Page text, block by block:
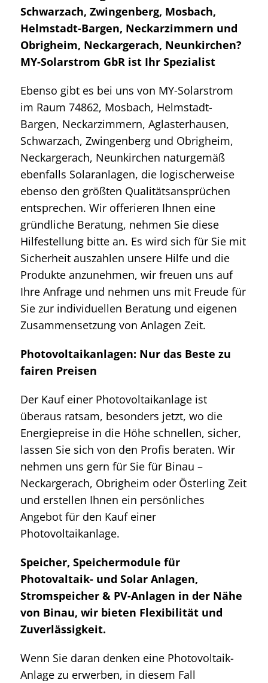
Schwarzach, Zwingenberg, Mosbach,
Helmstadt-Bargen, Neckarzimmern und
Obrigheim, Neckargerach, Neunkirchen?
MY-Solarstrom GbR ist Ihr Spezialist
Ebenso gibt es bei uns von MY-Solarstrom
im Raum 74862, Mosbach, Helmstadt-
Bargen, Neckarzimmern, Aglasterhausen,
Schwarzach, Zwingenberg und Obrigheim,
Neckargerach, Neunkirchen naturgemäß
ebenfalls Solaranlagen, die logischerweise
ebenso den größten Qualitätsansprüchen
entsprechen. Wir offerieren Ihnen eine
gründliche Beratung, nehmen Sie diese
Hilfestellung bitte an. Es wird sich für Sie mit
Sicherheit auszahlen unsere Hilfe und die
Produkte anzunehmen, wir freuen uns auf
Ihre Anfrage und nehmen uns mit Freude für
Sie zur individuellen Beratung und eigenen
Zusammensetzung von Anlagen Zeit.
Photovoltaikanlagen: Nur das Beste zu
fairen Preisen
Der Kauf einer Photovoltaikanlage ist
überaus ratsam, besonders jetzt, wo die
Energiepreise in die Höhe schnellen, sicher,
lassen Sie sich von den Profis beraten. Wir
nehmen uns gern für Sie für Binau –
Neckargerach, Obrigheim oder Österling Zeit
und erstellen Ihnen ein persönliches
Angebot für den Kauf einer
Photovoltaikanlage.
Speicher, Speichermodule für
Photovaltaik- und Solar Anlagen,
Stromspeicher & PV-Anlagen in der Nähe
von Binau, wir bieten Flexibilität und
Zuverlässigkeit.
Wenn Sie daran denken eine Photovoltaik-
Anlage zu erwerben, in diesem Fall